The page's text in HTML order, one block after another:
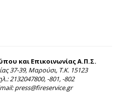
και Επικοινωνίας Α.Π.Σ.
37-39, Μαρούσι, Τ.Κ. 15123
2132047800, -801, -802
press@fireservice.gr